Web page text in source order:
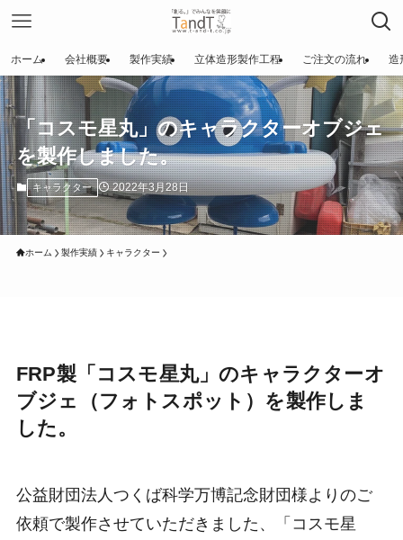
ホーム 会社概要 製作実績 立体造形製作工程 ご注文の流れ 造
「コスモ星丸」のキャラクターオブジェ
を製作しました。
キャラクター 2022年3月28日
ホーム 製作実績 キャラクター
FRP製「コスモ星丸」のキャラクターオ
ブジェ（フォトスポット）を製作しま
した。
公益財団法人つくば科学万博記念財団様よりのご
依頼で製作させていただきました、「コスモ星